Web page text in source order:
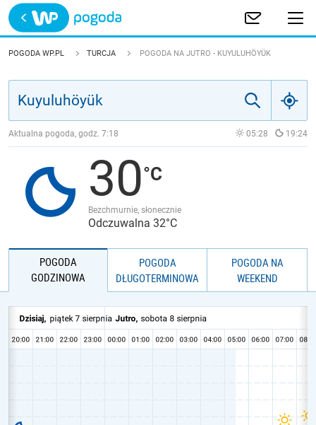
Trwa ładowanie
POLSKA
JAKOŚĆ POWIETRZA
POGODA WP.PL TURCJA POGODA NA JUTRO - KUYULUHÖYÜK
Aktualna pogoda, godz. 7:18 05:28 19:24
30
Bezchmurnie, słonecznie
Odczuwalna 32°C
POGODA
GODZINOWA
POGODA
DŁUGOTERMINOWA
POGODA NA
WEEKEND